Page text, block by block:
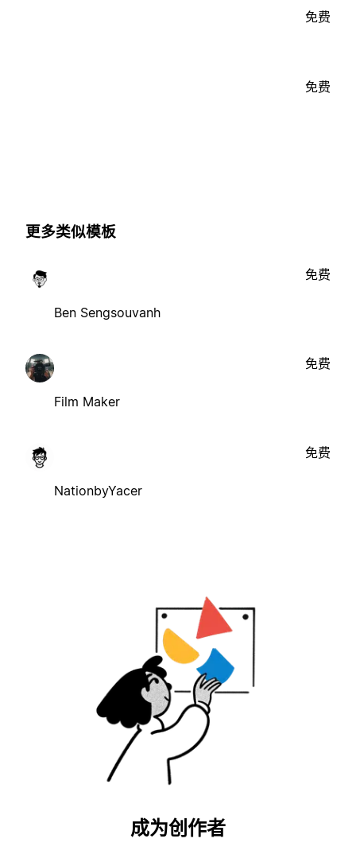
免费
免费
更多类似模板
Ben Sengsouvanh
免费
Film Maker
免费
NationbyYacer
免费
成为创作者